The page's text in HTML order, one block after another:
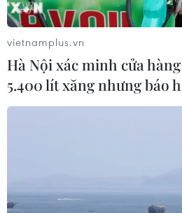
vietnamplus.vn
Hà Nội xác minh cửa
5.400 lít xăng nhưng báo